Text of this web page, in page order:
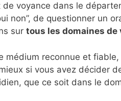
de voyance dans le
non”, de questionner un
sur tous les domaines de
médium reconnue et
si vous avez décider
que ce soit dans le